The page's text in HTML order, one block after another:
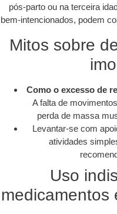
pós-parto ou na terceira
bem-intencionados, podem
Mitos sobre
Como o excesso de
A falta de
perda de massa
Levantar-se com
atividades
Uso
medicamentos